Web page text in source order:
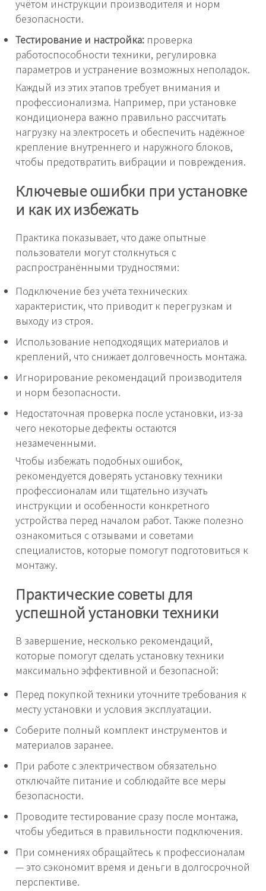
учётом инструкции производителя и норм
безопасности.
Тестирование и настройка: проверка
работоспособности техники, регулировка
параметров и устранение возможных неполадок.
Каждый из этих этапов требует внимания и
профессионализма. Например, при установке
кондиционера важно правильно рассчитать
нагрузку на электросеть и обеспечить надёжное
крепление внутреннего и наружного блоков,
чтобы предотвратить вибрации и повреждения.
Ключевые ошибки при установке
и как их избежать
Практика показывает, что даже опытные
пользователи могут столкнуться с
распространёнными трудностями:
Подключение без учёта технических
характеристик, что приводит к перегрузкам и
выходу из строя.
Использование неподходящих материалов и
креплений, что снижает долговечность монтажа.
Игнорирование рекомендаций производителя
и норм безопасности.
Недостаточная проверка после установки, из-за
чего некоторые дефекты остаются
незамеченными.
Чтобы избежать подобных ошибок,
рекомендуется доверять установку техники
профессионалам или тщательно изучать
инструкции и особенности конкретного
устройства перед началом работ. Также полезно
ознакомиться с отзывами и советами
специалистов, которые помогут подготовиться к
монтажу.
Практические советы для
успешной установки техники
В завершение, несколько рекомендаций,
которые помогут сделать установку техники
максимально эффективной и безопасной:
Перед покупкой техники уточните требования к
месту установки и условия эксплуатации.
Соберите полный комплект инструментов и
материалов заранее.
При работе с электричеством обязательно
отключайте питание и соблюдайте все меры
безопасности.
Проводите тестирование сразу после монтажа,
чтобы убедиться в правильности подключения.
При сомнениях обращайтесь к профессионалам
— это сэкономит время и деньги в долгосрочной
перспективе.